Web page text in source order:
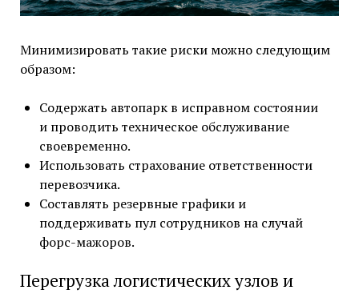
Минимизировать такие риски можно следующим
образом:
Содержать автопарк в исправном состоянии
и проводить техническое обслуживание
своевременно.
Использовать страхование ответственности
перевозчика.
Составлять резервные графики и
поддерживать пул сотрудников на случай
форс-мажоров.
Перегрузка логистических узлов и